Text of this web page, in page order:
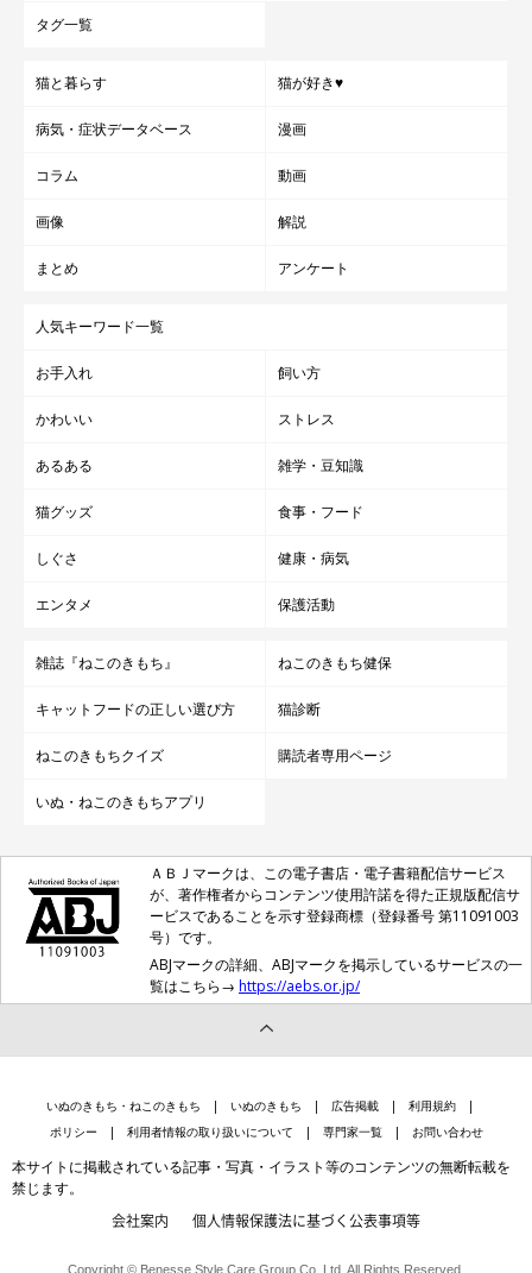
タグ一覧
猫と暮らす 猫が好き♥
病気・症状データベース 漫画
コラム 動画
画像 解説
まとめ アンケート
人気キーワード一覧
お手入れ 飼い方
かわいい ストレス
あるある 雑学・豆知識
猫グッズ 食事・フード
しぐさ 健康・病気
エンタメ 保護活動
雑誌『ねこのきもち』 ねこのきもち健保
キャットフードの正しい選び方 猫診断
ねこのきもちクイズ 購読者専用ページ
いぬ・ねこのきもちアプリ
ＡＢＪマークは、この電子書店・電子書籍配信サービス
が、著作権者からコンテンツ使用許諾を得た正規版配信サ
ービスであることを示す登録商標（登録番号 第11091003
号）です。
ABJマークの詳細、ABJマークを掲示しているサービスの一
覧はこちら→ https://aebs.or.jp/
いぬのきもち・ねこのきもち いぬのきもち 広告掲載
利用規約
ポリシー
利用者情報の取り扱いについて 専門家一覧 お問い合わせ
本サイトに掲載されている記事・写真・イラスト等のコンテンツの無断転載を
禁じます。
会社案内 個人情報保護法に基づく公表事項等
Copyright © Benesse Style Care Group Co.,Ltd. All Rights Reserved.